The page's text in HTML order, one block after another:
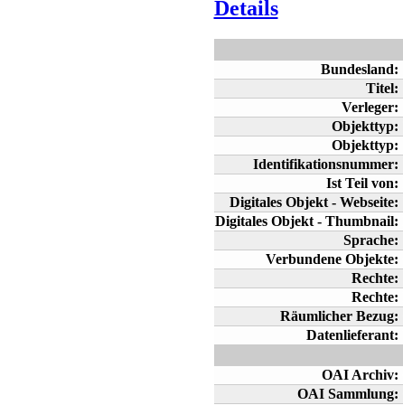
Details
Bundesland:
Titel:
Verleger:
Objekttyp:
Objekttyp:
Identifikationsnummer:
Ist Teil von:
Digitales Objekt - Webseite:
Digitales Objekt - Thumbnail:
Sprache:
Verbundene Objekte:
Rechte:
Rechte:
Räumlicher Bezug:
Datenlieferant:
OAI Archiv:
OAI Sammlung: